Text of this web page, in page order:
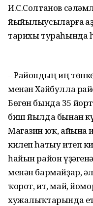
И.С.Солтанов
йыйылыусыларға
тарихы тураһында
– Райондың иң
менән Хәйбулла
Бөгөн бында 35
биш йылда бынан
Магазин юҡ, айына
килеп һатыу итеп
һайын район
менән бармайҙар,
ҡорот, ит, май,
хужалыҡтарында